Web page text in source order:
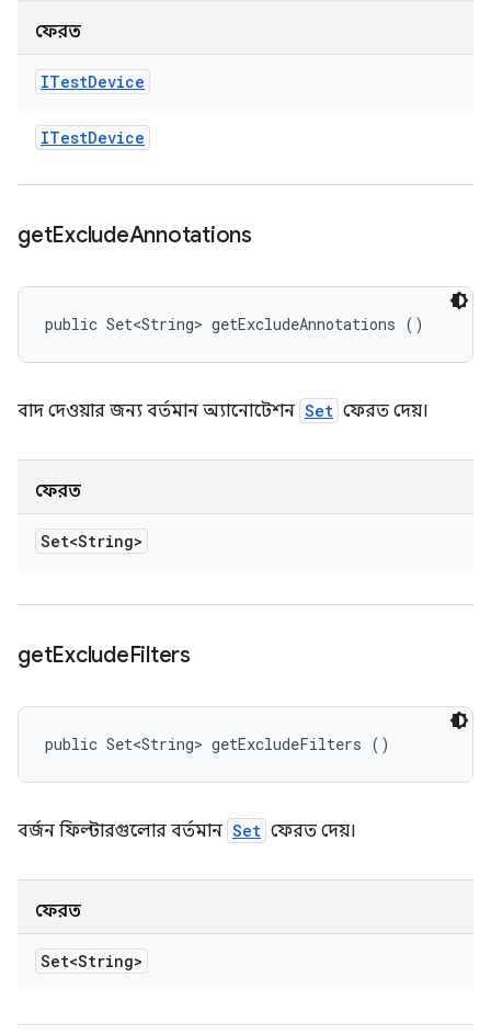
ফেরত
ITestDevice
ITestDevice
getExcludeAnnotations
public Set<String> getExcludeAnnotations ()
বাদ দেওয়ার জন্য বর্তমান অ্যানোটেশন Set ফেরত দেয়।
ফেরত
Set<String>
getExcludeFilters
public Set<String> getExcludeFilters ()
বর্জন ফিল্টারগুলোর বর্তমান Set ফেরত দেয়।
ফেরত
Set<String>